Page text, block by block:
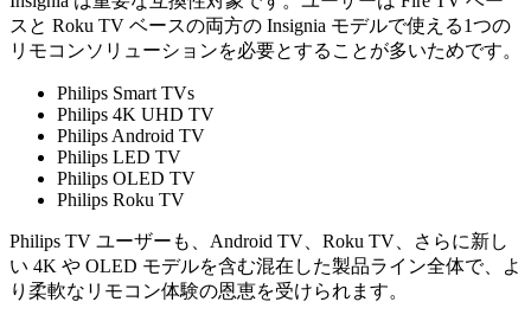
スと Roku TV ベースの両方の Insignia モデルで使える1つの
リモコンソリューションを必要とすることが多いためです。
Philips Smart TVs
Philips 4K UHD TV
Philips Android TV
Philips LED TV
Philips OLED TV
Philips Roku TV
Philips TV ユーザーも、Android TV、Roku TV、さらに新し
い 4K や OLED モデルを含む混在した製品ライン全体で、よ
り柔軟なリモコン体験の恩恵を受けられます。